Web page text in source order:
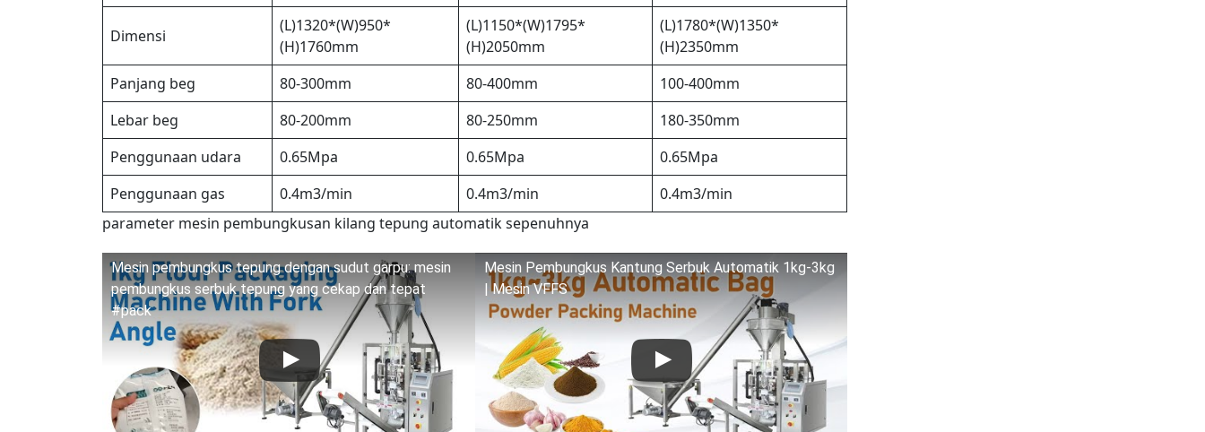
Dimensi
(L)1320*(W)950*
(H)1760mm
(L)1150*(W)1795*
(H)2050mm
(L)1780*(W)1350*
(H)2350mm
Panjang beg
80-300mm 80-400mm
100-400mm
Lebar beg
80-200mm 80-250mm
180-350mm
Penggunaan udara
0.65Mpa 0.65Mpa
0.65Mpa
Penggunaan gas
0.4m3/min 0.4m3/min
0.4m3/min
parameter mesin pembungkusan kilang tepung automatik sepenuhnya
Mesin pembungkus tepung dengan sudut garpu: mesin
pembungkus serbuk tepung yang cekap dan tepat
#pack
Mesin Pembungkus Kantung Serbuk Automatik 1kg-3kg
| Mesin VFFS